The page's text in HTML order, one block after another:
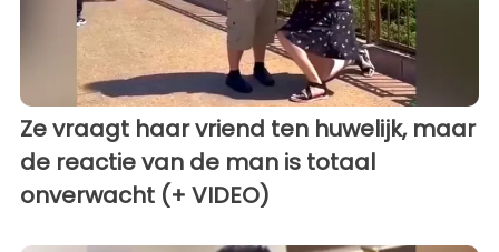
Ze vraagt ​​haar vriend ten huwelijk, maar
de reactie van de man is totaal
onverwacht (+ VIDEO)